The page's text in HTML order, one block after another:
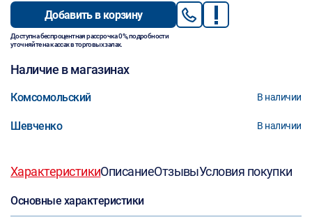
Добавить в корзину
Доступна беспроцентная рассрочка 0%, подробности
уточняйте на кассах в торговых залах.
Наличие в магазинах
Комсомольский В наличии
Шевченко В наличии
ХарактеристикиОписаниеОтзывыУсловия покупки
Основные характеристики